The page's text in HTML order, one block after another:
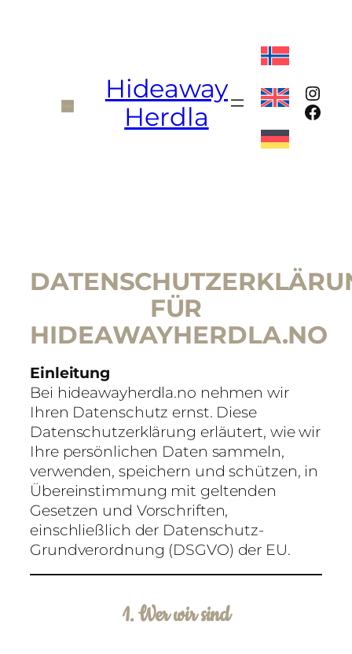
Hideaway
Herdla
FÜR
HIDEAWAYHERDLA.NO
Einleitung
Bei hideawayherdla.no nehmen wir
Ihren Datenschutz ernst. Diese
Datenschutzerklärung erläutert, wie wir
Ihre persönlichen Daten sammeln,
verwenden, speichern und schützen, in
Übereinstimmung mit geltenden
Gesetzen und Vorschriften,
einschließlich der Datenschutz-
Grundverordnung (DSGVO) der EU.
1. Wer wir sind